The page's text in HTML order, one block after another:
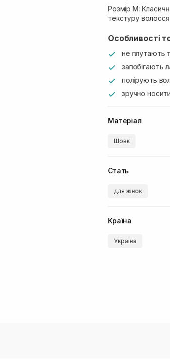
Розмір M:
текстуру волосся.
Особливості
не плутають
запобігають
полірують
зручно
Матеріал
Шовк
Стать
для жінок
Країна
Україна